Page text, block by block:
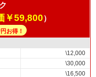
￥59,800）
円お得！
\12,000
\30,000
\16,500